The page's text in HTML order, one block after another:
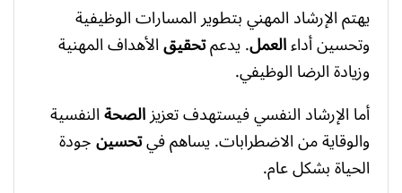
يهتم الإرشاد المهني بتطوير المسارات الوظيفية
وتحسين أداءالعمل. يدعمتحقيقالأهداف المهنية
وزيادة الرضا الوظيفي.
أما الإرشاد النفسي فيستهدف تعزيزالصحةالنفسية
والوقاية من الاضطرابات. يساهم فيتحسينجودة
الحياة بشكل عام.